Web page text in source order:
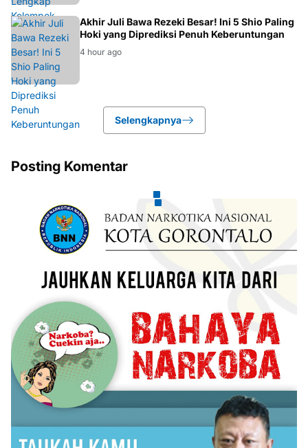
ASTROLOGI
Akhir Juli Bawa Rezeki Besar! Ini 5 Shio Paling
Hoki yang Diprediksi Penuh Keberuntungan
4 hour ago
Selengkapnya
Posting Komentar